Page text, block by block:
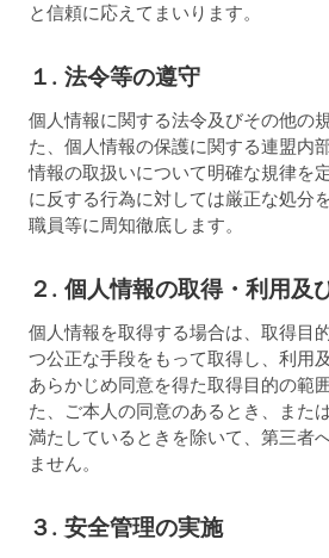
と信頼に応えてまいります。
１. 法令等の遵守
個人情報に関する法令及びその他の
た、個人情報の保護に関する連盟内
情報の取扱いについて明確な規律を
に反する行為に対しては厳正な処分
職員等に周知徹底します。
２. 個人情報の取得・利用及
個人情報を取得する場合は、取得目
つ公正な手段をもって取得し、利用
あらかじめ同意を得た取得目的の範
た、ご本人の同意のあるとき、また
満たしているときを除いて、第三者
ません。
３. 安全管理の実施